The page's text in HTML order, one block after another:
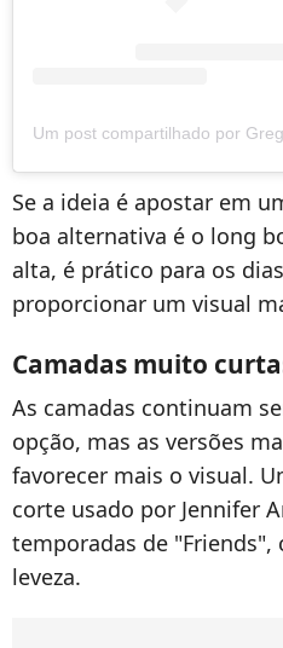
Se a ideia é apostar em
boa alternativa é o long
alta, é prático para os
proporcionar um visual
Camadas muito
As camadas continuam
opção, mas as versões
favorecer mais o visual.
corte usado por Jennifer
temporadas de
leveza.